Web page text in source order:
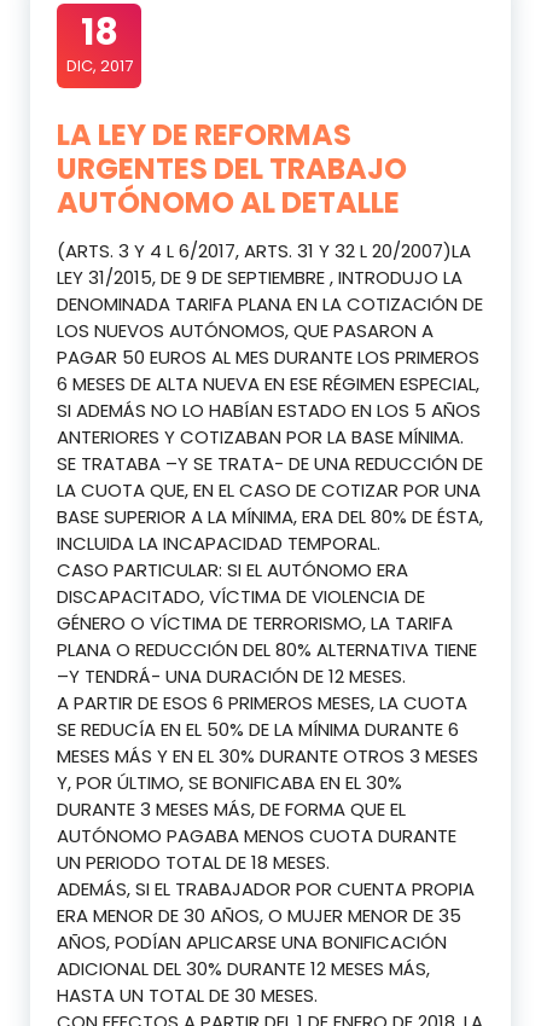
18
DIC, 2017
LA LEY DE REFORMAS
URGENTES DEL TRABAJO
AUTÓNOMO AL DETALLE
(ARTS. 3 Y 4 L 6/2017, ARTS. 31 Y 32 L 20/2007)LA
LEY 31/2015, DE 9 DE SEPTIEMBRE , INTRODUJO LA
DENOMINADA TARIFA PLANA EN LA COTIZACIÓN DE
LOS NUEVOS AUTÓNOMOS, QUE PASARON A
PAGAR 50 EUROS AL MES DURANTE LOS PRIMEROS
6 MESES DE ALTA NUEVA EN ESE RÉGIMEN ESPECIAL,
SI ADEMÁS NO LO HABÍAN ESTADO EN LOS 5 AÑOS
ANTERIORES Y COTIZABAN POR LA BASE MÍNIMA.
SE TRATABA –Y SE TRATA- DE UNA REDUCCIÓN DE
LA CUOTA QUE, EN EL CASO DE COTIZAR POR UNA
BASE SUPERIOR A LA MÍNIMA, ERA DEL 80% DE ÉSTA,
INCLUIDA LA INCAPACIDAD TEMPORAL.
CASO PARTICULAR: SI EL AUTÓNOMO ERA
DISCAPACITADO, VÍCTIMA DE VIOLENCIA DE
GÉNERO O VÍCTIMA DE TERRORISMO, LA TARIFA
PLANA O REDUCCIÓN DEL 80% ALTERNATIVA TIENE
–Y TENDRÁ- UNA DURACIÓN DE 12 MESES.
A PARTIR DE ESOS 6 PRIMEROS MESES, LA CUOTA
SE REDUCÍA EN EL 50% DE LA MÍNIMA DURANTE 6
MESES MÁS Y EN EL 30% DURANTE OTROS 3 MESES
Y, POR ÚLTIMO, SE BONIFICABA EN EL 30%
DURANTE 3 MESES MÁS, DE FORMA QUE EL
AUTÓNOMO PAGABA MENOS CUOTA DURANTE
UN PERIODO TOTAL DE 18 MESES.
ADEMÁS, SI EL TRABAJADOR POR CUENTA PROPIA
ERA MENOR DE 30 AÑOS, O MUJER MENOR DE 35
AÑOS, PODÍAN APLICARSE UNA BONIFICACIÓN
ADICIONAL DEL 30% DURANTE 12 MESES MÁS,
HASTA UN TOTAL DE 30 MESES.